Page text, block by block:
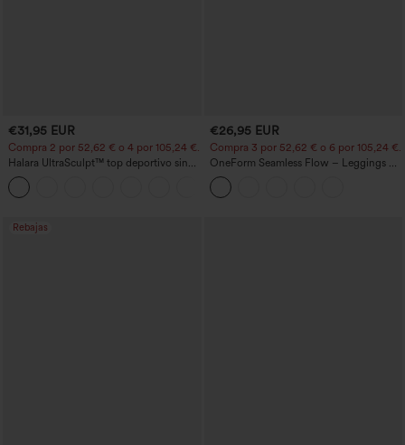
€31,95 EUR
Compra 2 por 52,62 € o 4 por 105,24 €.
Halara UltraSculpt™ top deportivo sin
mangas con escote redondo y bajo
curvo
€26,95 EUR
Compra 3 por 52,62 € o 6 por 105,24 €.
OneForm Seamless Flow – Leggings de
yoga sin costuras, tiro medio, control de
abdomen y realce de glúteos
Rebajas